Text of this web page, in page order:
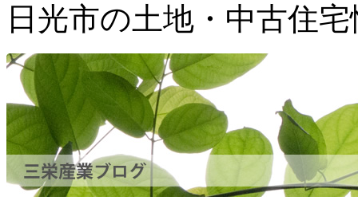
日光市の土地・中古住